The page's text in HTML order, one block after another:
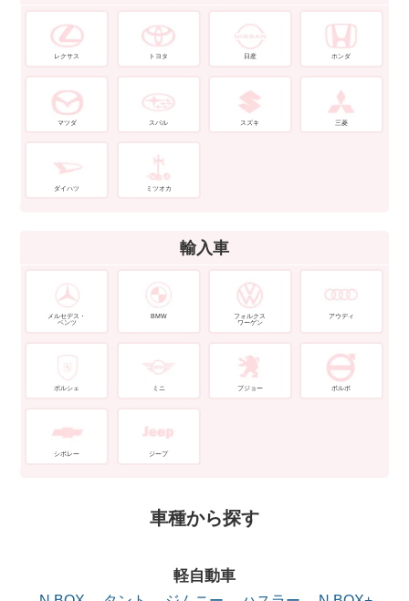
レクサス トヨタ 日産 ホンダ
マツダ スバル スズキ 三菱
ダイハツ ミツオカ
輸入車
メルセデス・
ベンツ
BMW
フォルクス
ワーゲン
アウディ
ポルシェ ミニ プジョー ボルボ
シボレー ジープ
車種から探す
軽自動車